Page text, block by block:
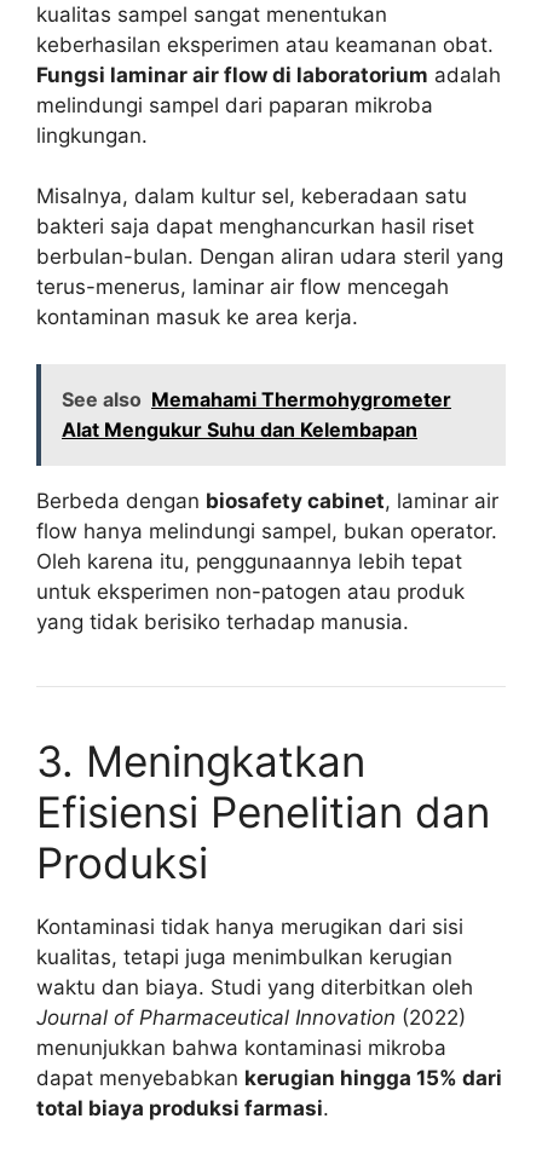
kualitas sampel sangat menentukan
keberhasilan eksperimen atau keamanan obat.
Fungsi laminar air flow di laboratorium adalah
melindungi sampel dari paparan mikroba
lingkungan.
Misalnya, dalam kultur sel, keberadaan satu
bakteri saja dapat menghancurkan hasil riset
berbulan-bulan. Dengan aliran udara steril yang
terus-menerus, laminar air flow mencegah
kontaminan masuk ke area kerja.
See also Memahami Thermohygrometer
Alat Mengukur Suhu dan Kelembapan
Berbeda dengan biosafety cabinet, laminar air
flow hanya melindungi sampel, bukan operator.
Oleh karena itu, penggunaannya lebih tepat
untuk eksperimen non-patogen atau produk
yang tidak berisiko terhadap manusia.
3. Meningkatkan
Efisiensi Penelitian dan
Produksi
Kontaminasi tidak hanya merugikan dari sisi
kualitas, tetapi juga menimbulkan kerugian
waktu dan biaya. Studi yang diterbitkan oleh
Journal of Pharmaceutical Innovation (2022)
menunjukkan bahwa kontaminasi mikroba
dapat menyebabkan kerugian hingga 15% dari
total biaya produksi farmasi.